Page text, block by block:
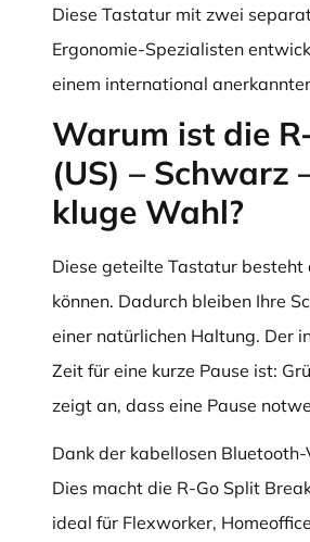
Diese Tastatur mit zwei
Ergonomie-Spezialisten
einem international
Warum ist die
(US) – Schwarz
kluge Wahl?
Diese geteilte Tastatur besteht
können. Dadurch bleiben Ihre
einer natürlichen Haltung. Der
Zeit für eine kurze Pause ist:
zeigt an, dass eine Pause
Dank der kabellosen
Dies macht die R-Go Split
ideal für Flexworker,